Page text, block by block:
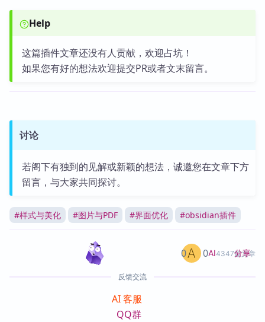
Help
这篇插件文章还没有人贡献，欢迎占坑！
如果您有好的想法欢迎提交PR或者文末留言。
讨论
若阁下有独到的见解或新颖的想法，诚邀您在文章下方
留言，与大家共同探讨。
#样式与美化 #图片与PDF #界面优化 #obsidian插件
AI4347篇文章
0 0 分享
反馈交流
AI 客服
QQ群